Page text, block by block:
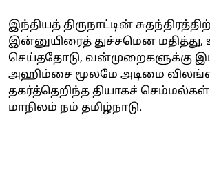
இந்தியத் திருநாட்டின்
இன்னுயிரைத் துச்சமென மதித்து,
செய்ததோடு, வன்முறைகளுக்கு
அஹிம்சை மூலமே அடிமை
தகர்த்தெறிந்த தியாகச்
மாநிலம் நம் தமிழ்நாடு.